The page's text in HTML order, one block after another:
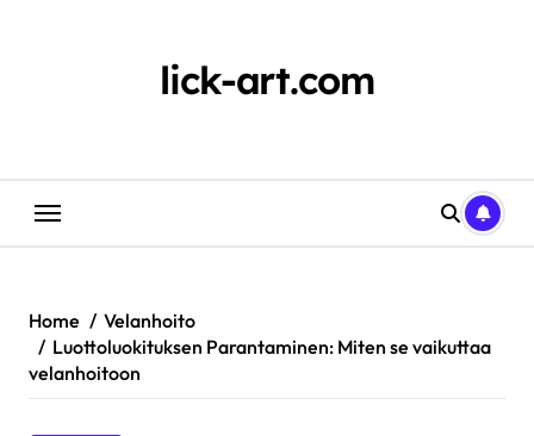
lick-art.com
Home
Velanhoito
Luottoluokituksen Parantaminen: Miten se vaikuttaa
velanhoitoon